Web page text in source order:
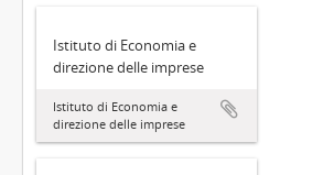
Istituto di Economia e
direzione delle imprese
Istituto di Economia e
direzione delle imprese